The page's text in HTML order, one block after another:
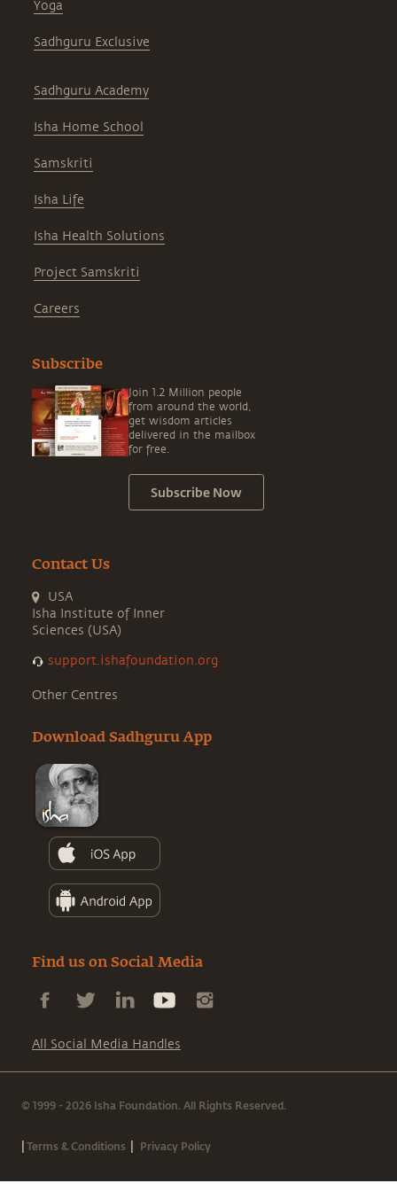
Yoga
Sadhguru Exclusive
Sadhguru Academy
Isha Home School
Samskriti
Isha Life
Isha Health Solutions
Project Samskriti
Careers
Subscribe
Join 1.2 Million people
from around the world,
get wisdom articles
delivered in the mailbox
for free.
Subscribe Now
Contact Us
USA
Isha Institute of Inner
Sciences (USA)
support.ishafoundation.org
Other Centres
Download Sadhguru App
Find us on Social Media
All Social Media Handles
© 1999 - 2026 Isha Foundation. All Rights Reserved.
|Terms & Conditions | Privacy Policy